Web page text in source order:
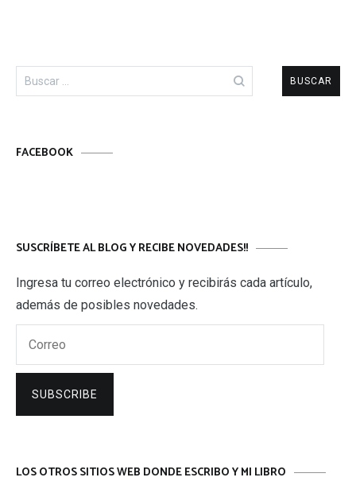
Buscar:
FACEBOOK
SUSCRÍBETE AL BLOG Y RECIBE NOVEDADES!!
Ingresa tu correo electrónico y recibirás cada artículo,
además de posibles novedades.
SUBSCRIBE
LOS OTROS SITIOS WEB DONDE ESCRIBO Y MI LIBRO